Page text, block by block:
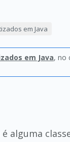
em Java
em Java, no
alguma